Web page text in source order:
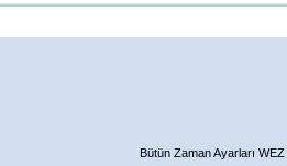
Bütün Zaman Ayarları